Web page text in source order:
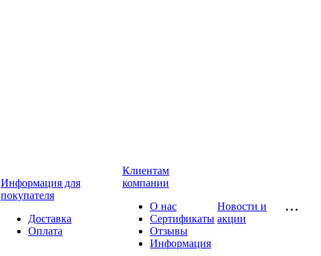
Информация для
покупателя
Доставка
Оплата
Клиентам
компании
О нас
Сертификаты
Отзывы
Информация
Новости и
акции